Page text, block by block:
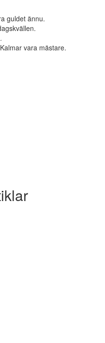
guldet ännu.
vara mästare.